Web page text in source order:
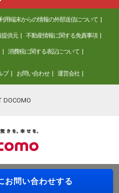
用端末からの情報の外部送信について
提供元 不動産情報に関する免責事項
消費税に関する表記について
プ お問い合わせ 運営会社
お問い合わせする